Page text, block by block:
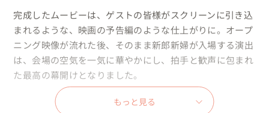
完成したムービーは、ゲストの皆様がスクリーンに引き込
まれるような、映画の予告編のような仕上がりに。オープ
ニング映像が流れた後、そのまま新郎新婦が入場する演出
は、会場の空気を一気に華やかにし、拍手と歓声に包まれ
た最高の幕開けとなりました。
もっと見る